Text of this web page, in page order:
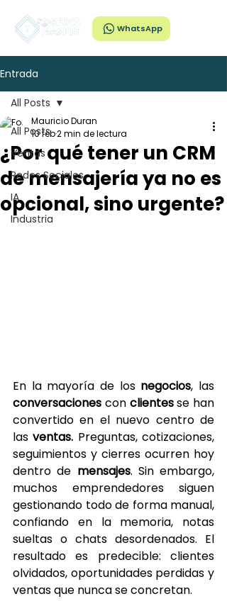
WhatsApp
Entrada
All Posts
Ventas
Redes Sociales
IA
Industria
All Posts
¿Por qué tener un CRM
de mensajería ya no es
opcional, sino urgente?
Mauricio Duran
10 feb2 min de lectura
En la mayoría de los negocios
conversaciones con clientes se han
convertido en el nuevo centro de
las ventas. Preguntas, cotizaciones,
seguimientos y cierres ocurren hoy
dentro de mensajes. Sin embargo,
muchos emprendedores siguen
gestionando todo de forma manual,
confiando en la memoria, notas
sueltas o chats desordenados. El
resultado es predecible: clientes
olvidados, oportunidades perdidas y
ventas que nunca se concretan.